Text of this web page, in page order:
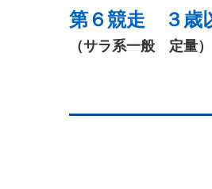
第６競走 ３
（サラ系一般 定量）